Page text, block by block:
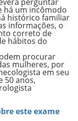
há um incômodo
histórico familiar
informações, o
correto de
hábitos do
procurar
mulheres, por
em seu
50 anos,
este exame